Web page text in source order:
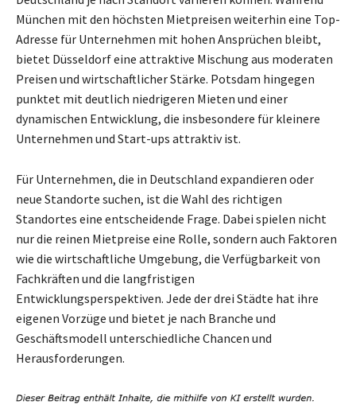
München mit den höchsten Mietpreisen weiterhin eine Top-
Adresse für Unternehmen mit hohen Ansprüchen bleibt,
bietet Düsseldorf eine attraktive Mischung aus moderaten
Preisen und wirtschaftlicher Stärke. Potsdam hingegen
punktet mit deutlich niedrigeren Mieten und einer
dynamischen Entwicklung, die insbesondere für kleinere
Unternehmen und Start-ups attraktiv ist.
Für Unternehmen, die in Deutschland expandieren oder
neue Standorte suchen, ist die Wahl des richtigen
Standortes eine entscheidende Frage. Dabei spielen nicht
nur die reinen Mietpreise eine Rolle, sondern auch Faktoren
wie die wirtschaftliche Umgebung, die Verfügbarkeit von
Fachkräften und die langfristigen
Entwicklungsperspektiven. Jede der drei Städte hat ihre
eigenen Vorzüge und bietet je nach Branche und
Geschäftsmodell unterschiedliche Chancen und
Herausforderungen.